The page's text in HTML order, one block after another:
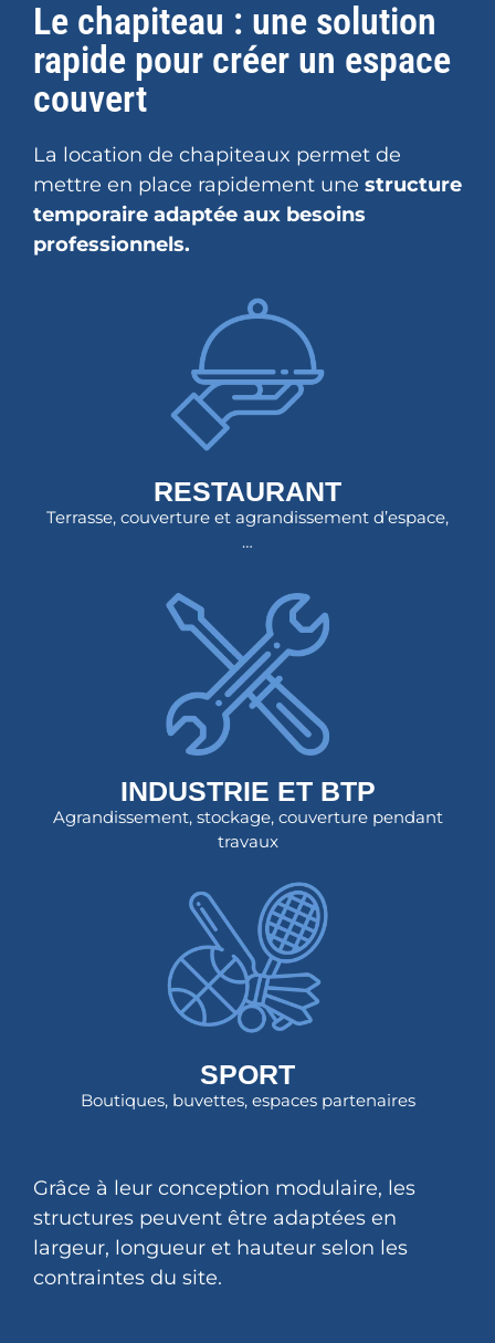
Le chapiteau : une solution
rapide pour créer un espace
couvert
La location de chapiteaux permet de
mettre en place rapidement une structure
temporaire adaptée aux besoins
professionnels.
RESTAURANT
Terrasse, couverture et agrandissement d’espace,
…
INDUSTRIE ET BTP
Agrandissement, stockage, couverture pendant
travaux
SPORT
Boutiques, buvettes, espaces partenaires
Grâce à leur conception modulaire, les
structures peuvent être adaptées en
largeur, longueur et hauteur selon les
contraintes du site.